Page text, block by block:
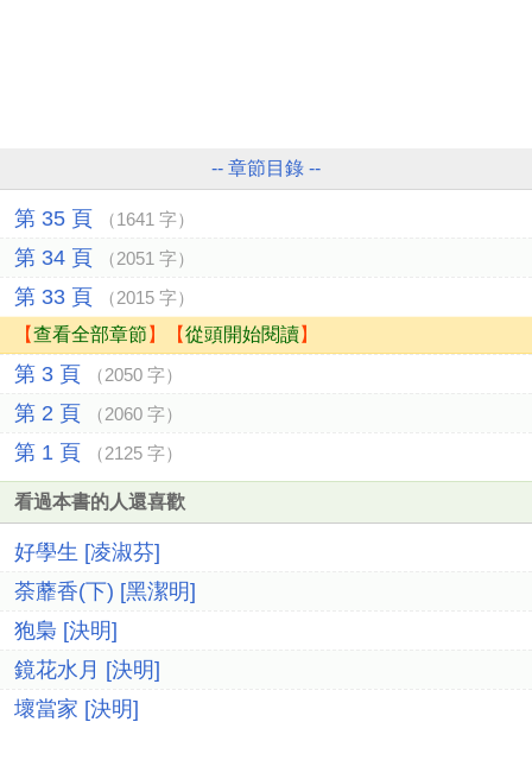
-- 章節目錄 --
第 35 頁 （1641 字）
第 34 頁 （2051 字）
第 33 頁 （2015 字）
【查看全部章節 】【從頭開始閱讀】
第 3 頁 （2050 字）
第 2 頁 （2060 字）
第 1 頁 （2125 字）
看過本書的人還喜歡
好學生 [凌淑芬]
荼蘼香(下) [黑潔明]
狍梟 [決明]
鏡花水月 [決明]
壞當家 [決明]